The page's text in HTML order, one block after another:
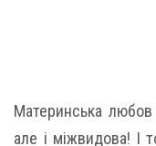
Материнська любов
але і міжвидова! І